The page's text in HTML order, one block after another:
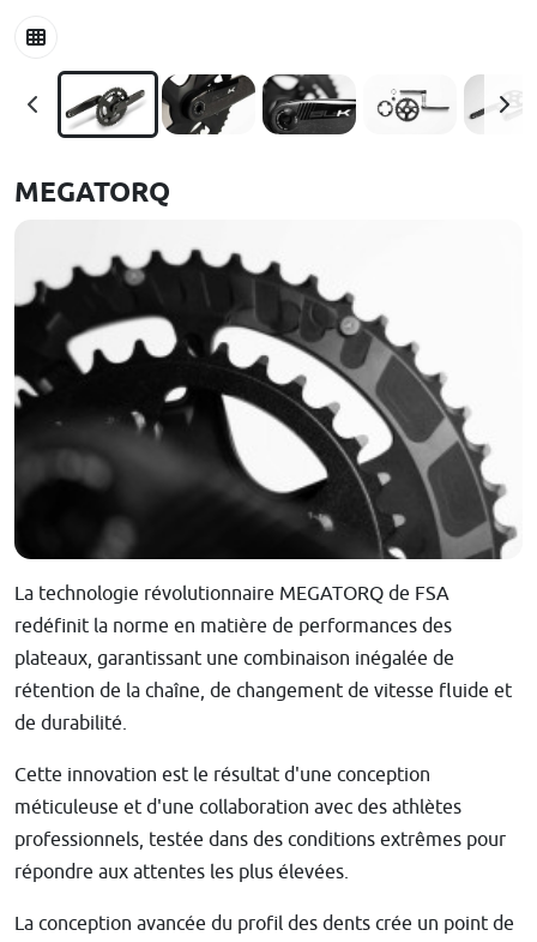
MEGATORQ
La technologie révolutionnaire MEGATORQ de FSA
redéfinit la norme en matière de performances des
plateaux, garantissant une combinaison inégalée de
rétention de la chaîne, de changement de vitesse fluide et
de durabilité.
Cette innovation est le résultat d'une conception
méticuleuse et d'une collaboration avec des athlètes
professionnels, testée dans des conditions extrêmes pour
répondre aux attentes les plus élevées.
La conception avancée du profil des dents crée un point de